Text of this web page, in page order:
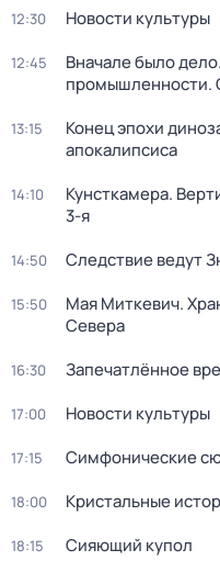
12:30 Новости культуры
12:45
Вначале было
промышленности.
13:15
Конец эпохи
апокалипсиса
14:10 Кунсткамера.
3-я
14:50 Следствие ведут
15:50
Мая Миткевич.
Севера
16:30 Запечатлённое
17:00 Новости культуры
17:15 Симфонические
18:00 Кристальные
18:15 Сияющий купол